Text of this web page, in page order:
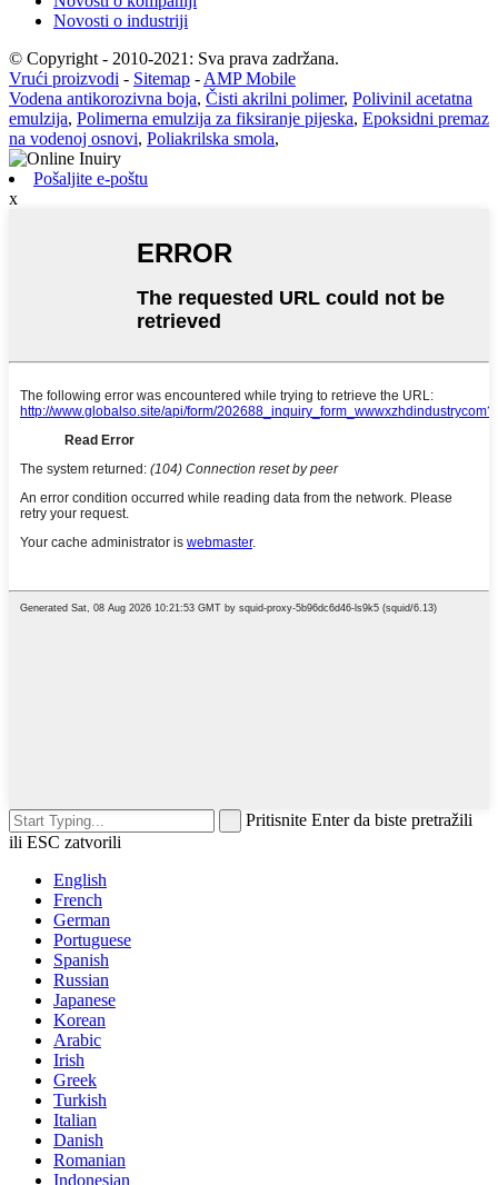
Novosti o industriji
© Copyright - 2010-2021: Sva prava zadržana.
Vrući proizvodi - Sitemap - AMP Mobile
Vodena antikorozivna boja, Čisti akrilni polimer, Polivinil acetatna
emulzija, Polimerna emulzija za fiksiranje pijeska, Epoksidni premaz
na vodenoj osnovi, Poliakrilska smola,
Pošaljite e-poštu
x
Pritisnite Enter da biste pretražili
ili ESC zatvorili
English
French
German
Portuguese
Spanish
Russian
Japanese
Korean
Arabic
Irish
Greek
Turkish
Italian
Danish
Romanian
Indonesian